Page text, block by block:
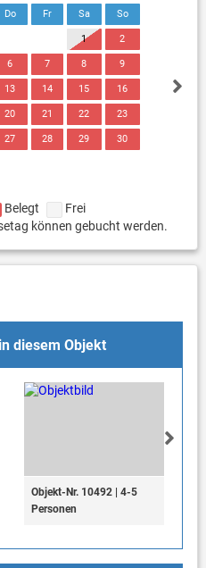
Do Fr Sa So
1 2
6 7 8 9
13 14 15 16
20 21 22 23
27 28 29 30
Belegt
Frei
können gebucht werden.
diesem Objekt
Objekt-Nr. 10492 | 4-5
Personen